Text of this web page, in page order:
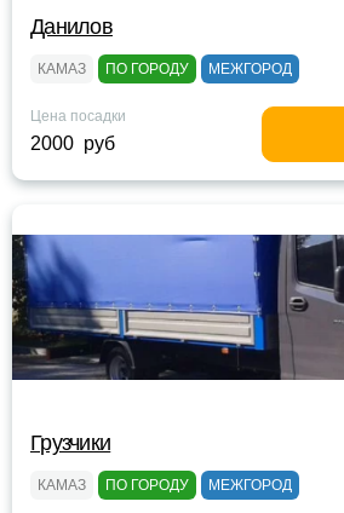
Данилов
КАМАЗ ПО ГОРОДУ МЕЖГОРОД
Цена посадки
2000 руб
Грузчики
КАМАЗ ПО ГОРОДУ МЕЖГОРОД